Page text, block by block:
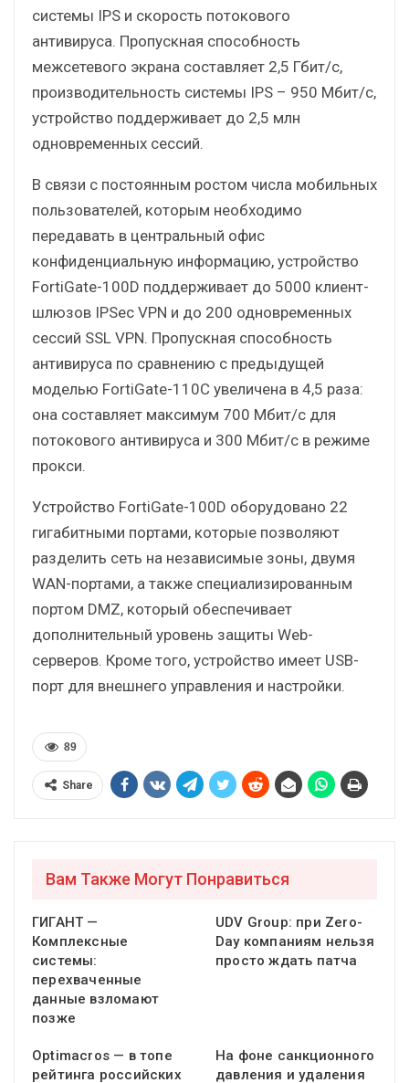
системы IPS и скорость потокового
антивируса. Пропускная способность
межсетевого экрана составляет 2,5 Гбит/с,
производительность системы IPS – 950 Мбит/с,
устройство поддерживает до 2,5 млн
одновременных сессий.
В связи с постоянным ростом числа мобильных
пользователей, которым необходимо
передавать в центральный офис
конфиденциальную информацию, устройство
FortiGate-100D поддерживает до 5000 клиент-
шлюзов IPSec VPN и до 200 одновременных
сессий SSL VPN. Пропускная способность
антивируса по сравнению с предыдущей
моделью FortiGate-110C увеличена в 4,5 раза:
она составляет максимум 700 Мбит/с для
потокового антивируса и 300 Мбит/с в режиме
прокси.
Устройство FortiGate-100D оборудовано 22
гигабитными портами, которые позволяют
разделить сеть на независимые зоны, двумя
WAN-портами, а также специализированным
портом DMZ, который обеспечивает
дополнительный уровень защиты Web-
серверов. Кроме того, устройство имеет USB-
порт для внешнего управления и настройки.
89
Share
Вам Также Могут Понравиться
ГИГАНТ —
Комплексные
системы:
перехваченные
данные взломают
позже
UDV Group: при Zero-
Day компаниям нельзя
просто ждать патча
Optimacros — в топе
рейтинга российских
На фоне санкционного
давления и удаления